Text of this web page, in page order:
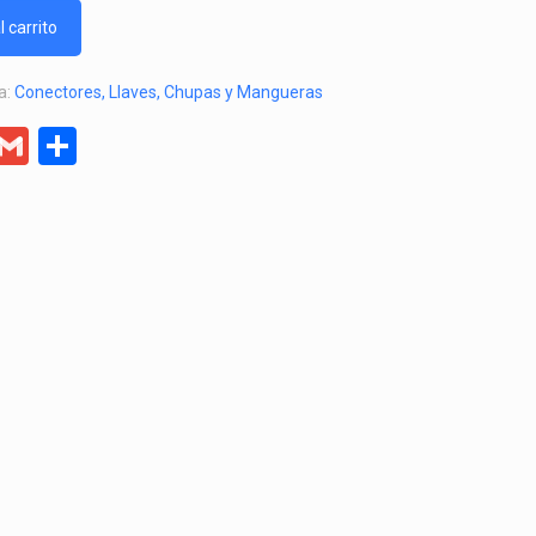
carrito
Conectores, Llaves, Chupas y Mangueras
Gmail